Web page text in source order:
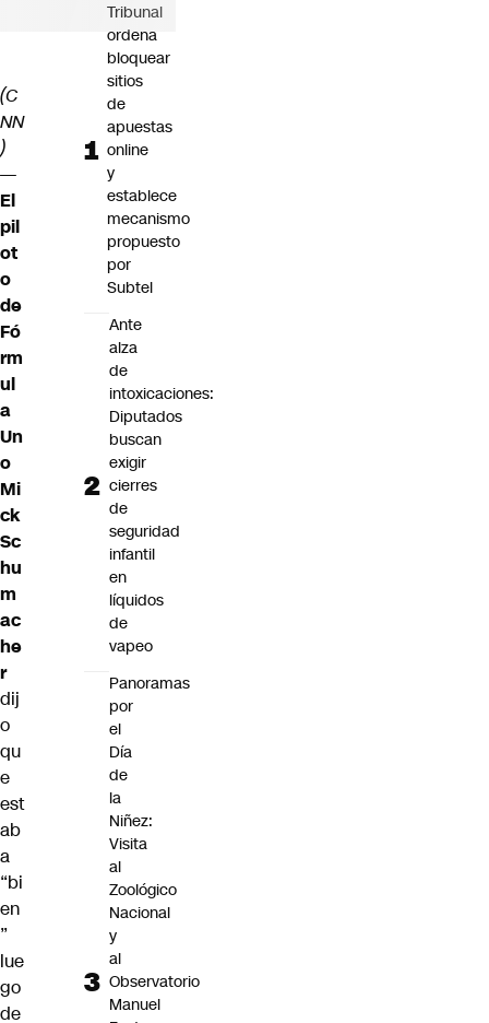
(C
NN
)
—
El
pil
ot
o
de
Fó
rm
ul
a
Un
o
Mi
ck
Sc
hu
m
ac
he
r
dij
o
qu
e
est
ab
a
“bi
en
”
lue
go
de
Tribunal
ordena
bloquear
sitios
de
apuestas
online
y
establece
mecanismo
propuesto
por
Subtel
Ante
alza
de
intoxicaciones:
Diputados
buscan
exigir
cierres
de
seguridad
infantil
en
líquidos
de
vapeo
Panoramas
por
el
Día
de
la
Niñez:
Visita
al
Zoológico
Nacional
y
al
Observatorio
Manuel